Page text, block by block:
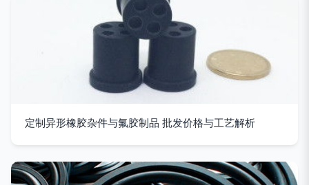
定制异形橡胶杂件与氟胶制品 批发价格与工艺解析